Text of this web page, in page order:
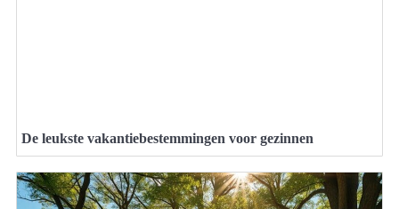
De leukste vakantiebestemmingen voor gezinnen